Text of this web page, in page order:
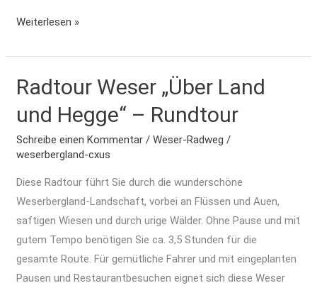
Weiterlesen »
Radtour Weser „Über Land
und Hegge“ – Rundtour
Schreibe einen Kommentar /Weser-Radweg /
weserbergland-cxus
Diese Radtour führt Sie durch die wunderschöne
Weserbergland-Landschaft, vorbei an Flüssen und Auen,
saftigen Wiesen und durch urige Wälder. Ohne Pause und mit
gutem Tempo benötigen Sie ca. 3,5 Stunden für die
gesamte Route. Für gemütliche Fahrer und mit eingeplanten
Pausen und Restaurantbesuchen eignet sich diese Weser
Radtour
„Über
Land
und
Hegge“
–
Rundtour